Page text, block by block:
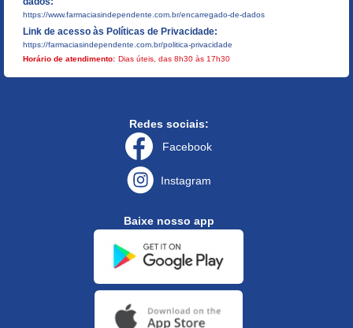
https://www.farmaciasindependente.com.br/encarregado-de-dados
Link de acesso às Políticas de Privacidade:
https://farmaciasindependente.com.br/politica-privacidade
Horário de atendimento: Dias úteis, das 8h30 às 17h30
Redes sociais:
Facebook
Instagram
Baixe nosso app